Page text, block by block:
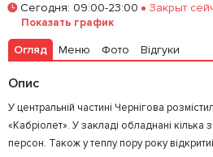
Залишити відгук
Сегодня: 09:00-23:00 Закрыт
Показать график
Огляд Меню Фото Відгуки
Опис
У центральній частині Чернігова
«Кабріолет». У закладі обладнані кілька
персон. Також у теплу пору року